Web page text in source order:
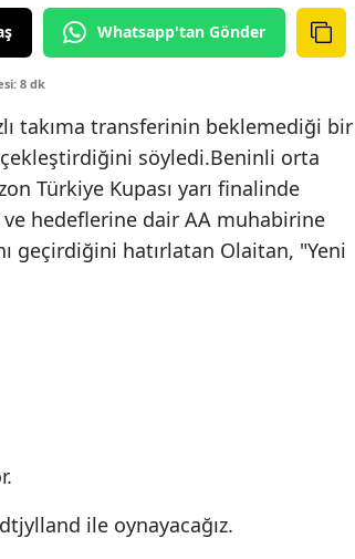
Whatsapp'tan Gönder
8 dk
takıma transferinin beklemediği bir
söyledi.Beninli orta
Türkiye Kupası yarı finalinde
ve hedeflerine dair AA muhabirine
geçirdiğini hatırlatan Olaitan, "Yeni
ile oynayacağız.